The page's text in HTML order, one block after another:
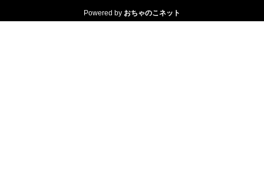
Powered by おちゃのこネット